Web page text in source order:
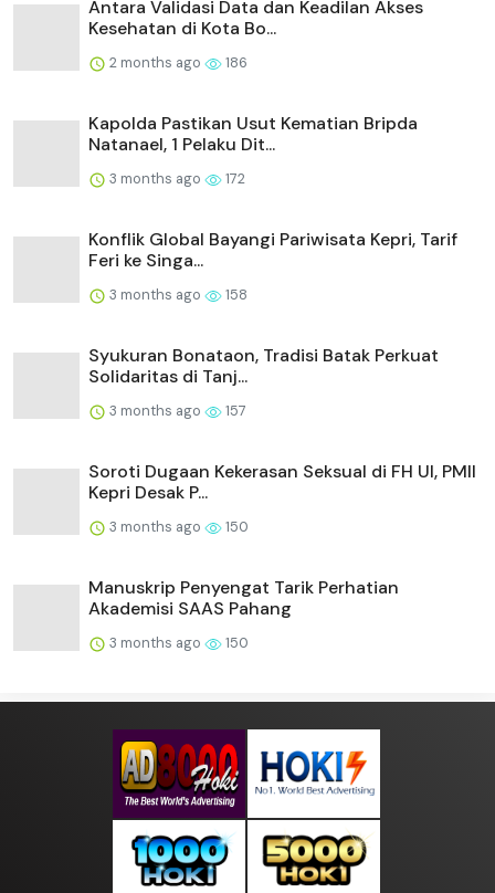
Antara Validasi Data dan Keadilan Akses
Kesehatan di Kota Bo...
2 months ago 186
Kapolda Pastikan Usut Kematian Bripda
Natanael, 1 Pelaku Dit...
3 months ago 172
Konflik Global Bayangi Pariwisata Kepri, Tarif
Feri ke Singa...
3 months ago 158
Syukuran Bonataon, Tradisi Batak Perkuat
Solidaritas di Tanj...
3 months ago 157
Soroti Dugaan Kekerasan Seksual di FH UI, PMII
Kepri Desak P...
3 months ago 150
Manuskrip Penyengat Tarik Perhatian
Akademisi SAAS Pahang
3 months ago 150